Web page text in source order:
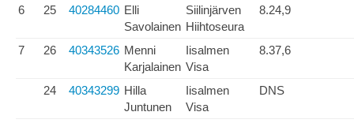
6 25 40284460 Elli
Savolainen
Siilinjärven
Hiihtoseura
8.24,9
7 26 40343526 Menni
Karjalainen
Iisalmen
Visa
8.37,6
24 40343299 Hilla
Juntunen
Iisalmen
Visa
DNS